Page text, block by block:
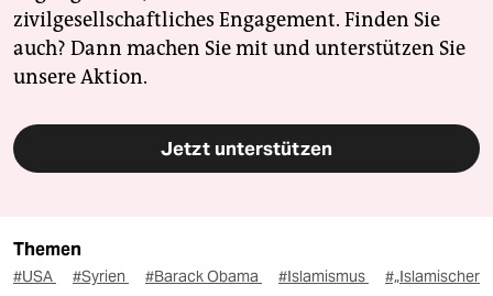
zivilgesellschaftliches Engagement. Finden Sie
auch? Dann machen Sie mit und unterstützen Sie
unsere Aktion.
Jetzt unterstützen
Themen
#USA #Syrien #Barack Obama #Islamismus
#„Islamischer